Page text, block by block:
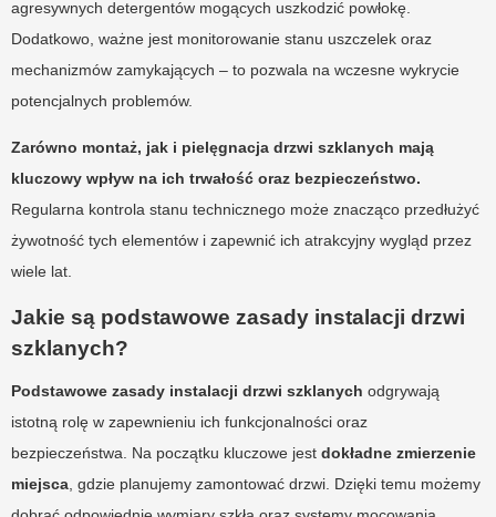
agresywnych detergentów mogących uszkodzić powłokę.
Dodatkowo, ważne jest monitorowanie stanu uszczelek oraz
mechanizmów zamykających – to pozwala na wczesne wykrycie
potencjalnych problemów.
Zarówno montaż, jak i pielęgnacja drzwi szklanych mają
kluczowy wpływ na ich trwałość oraz bezpieczeństwo.
Regularna kontrola stanu technicznego może znacząco przedłużyć
żywotność tych elementów i zapewnić ich atrakcyjny wygląd przez
wiele lat.
Jakie są podstawowe zasady instalacji drzwi
szklanych?
Podstawowe zasady instalacji drzwi szklanych odgrywają
istotną rolę w zapewnieniu ich funkcjonalności oraz
bezpieczeństwa. Na początku kluczowe jest dokładne zmierzenie
miejsca , gdzie planujemy zamontować drzwi. Dzięki temu możemy